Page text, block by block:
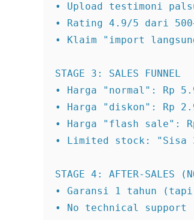
• Upload testimoni
• Rating 4.9/5 dari
• Klaim "import
STAGE 3: SALES FUNNEL
• Harga "normal": Rp
• Harga "diskon": Rp
• Harga "flash sale":
• Limited stock:
STAGE 4: AFTER-SALES
• Garansi 1 tahun
• No technical support